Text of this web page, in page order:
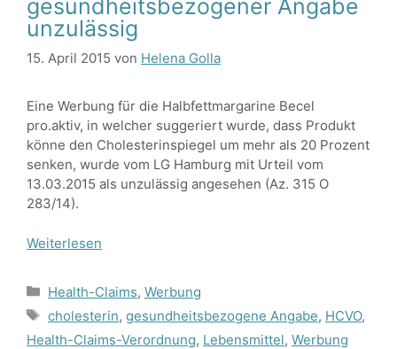
gesundheitsbezogener Angabe
unzulässig
15. April 2015 von Helena Golla
Eine Werbung für die Halbfettmargarine Becel
pro.aktiv, in welcher suggeriert wurde, dass Produkt
könne den Cholesterinspiegel um mehr als 20 Prozent
senken, wurde vom LG Hamburg mit Urteil vom
13.03.2015 als unzulässig angesehen (Az. 315 O
283/14).
Weiterlesen
Kategorien
Health-Claims, Werbung
Schlagwörter
cholesterin, gesundheitsbezogene Angabe, HCVO,
Health-Claims-Verordnung, Lebensmittel, Werbung